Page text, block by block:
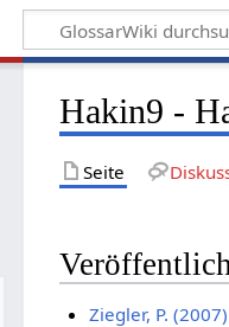
Hakin9 -
Seite
Ziegler, P.